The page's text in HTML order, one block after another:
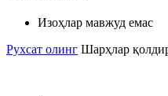
Изоҳлар мавжуд емас
Рухсат олинг Шарҳлар